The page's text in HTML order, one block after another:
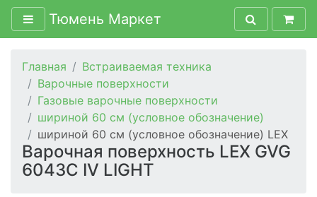
Тюмень Маркет
Главная
Встраиваемая техника
Варочные поверхности
Газовые варочные поверхности
шириной 60 см (условное обозначение)
шириной 60 см (условное обозначение) LEX
Варочная поверхность LEX GVG
6043C IV LIGHT